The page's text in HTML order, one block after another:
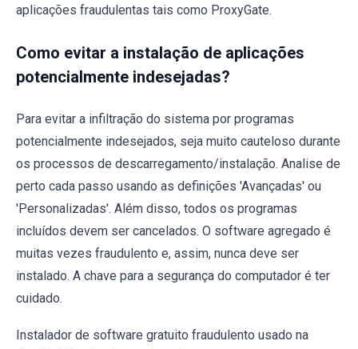
aplicações fraudulentas tais como ProxyGate.
Como evitar a instalação de aplicações
potencialmente indesejadas?
Para evitar a infiltração do sistema por programas
potencialmente indesejados, seja muito cauteloso durante
os processos de descarregamento/instalação. Analise de
perto cada passo usando as definições 'Avançadas' ou
'Personalizadas'. Além disso, todos os programas
incluídos devem ser cancelados. O software agregado é
muitas vezes fraudulento e, assim, nunca deve ser
instalado. A chave para a segurança do computador é ter
cuidado.
Instalador de software gratuito fraudulento usado na